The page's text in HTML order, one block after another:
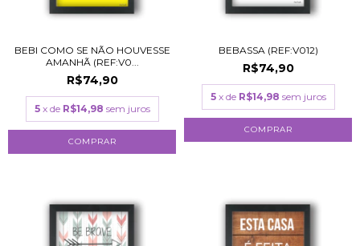
BEBI COMO SE NÃO HOUVESSE
AMANHÃ (REF:V0...
R$74,90
5 x de R$14,98 sem juros
COMPRAR
BEBASSA (REF:V012)
R$74,90
5 x de R$14,98 sem juros
COMPRAR